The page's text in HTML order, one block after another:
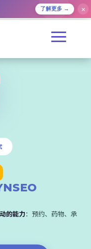
了解更多 → ✕
的能力：预约、药物、承